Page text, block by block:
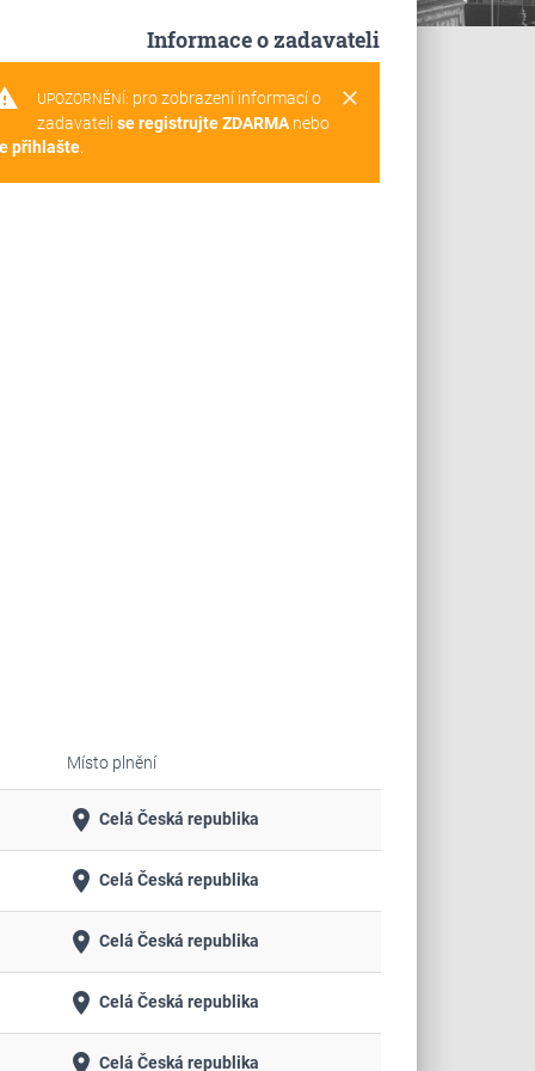
Informace o zadavateli
clear
UPOZORNĚNÍ: pro zobrazení informací o
zadavateli se registrujte ZDARMAnebo
přihlašte.
Místo plnění
place Celá Česká republika
place Celá Česká republika
place Celá Česká republika
place Celá Česká republika
place Celá Česká republika